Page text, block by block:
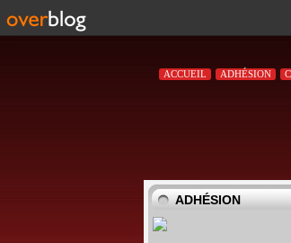
ACCUEIL ADHÉSION
ADHÉSION